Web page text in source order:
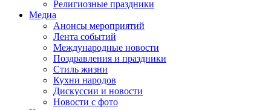
Религиозные праздники
Медиа
Анонсы мероприятий
Лента событий
Международные новости
Поздравления и праздники
Cтиль жизни
Кухни народов
Дискуссии и новости
Новости с фото